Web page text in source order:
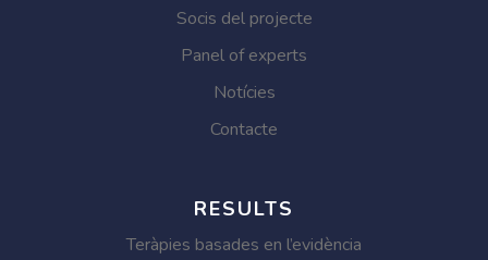
Socis del projecte
Panel of experts
Notícies
Contacte
RESULTS
Teràpies basades en l’evidència